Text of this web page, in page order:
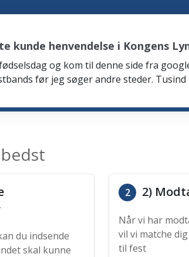
kunde henvendelse i Kongens
og kom til denne side fra
før jeg søger andre steder.
du indsende
skal kunne
2 2)
Når vi har
vil vi matche
til fest